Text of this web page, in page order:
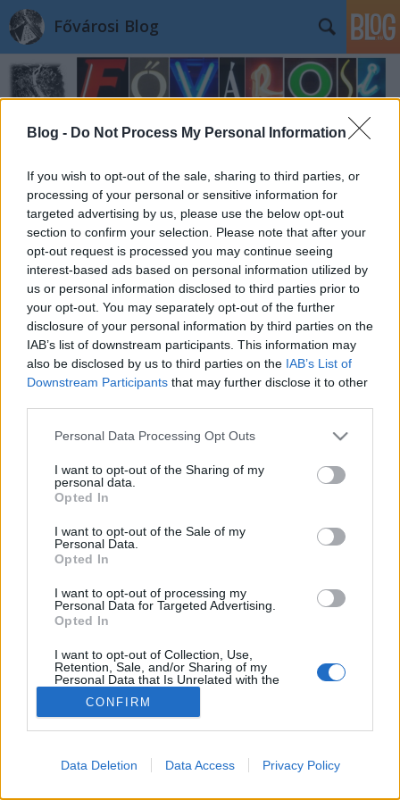
Blog - Do Not Process My Personal Information
If you wish to opt-out of the sale, sharing to third parties, or
processing of your personal or sensitive information for
targeted advertising by us, please use the below opt-out
section to confirm your selection. Please note that after your
opt-out request is processed you may continue seeing
interest-based ads based on personal information utilized by
us or personal information disclosed to third parties prior to
your opt-out. You may separately opt-out of the further
disclosure of your personal information by third parties on the
IAB’s list of downstream participants. This information may
also be disclosed by us to third parties on the IAB’s List of
Downstream Participants that may further disclose it to other
Please note that this website/app uses one or more Google
not limited to your visit or usage behaviour. You may click to
grant or deny consent to Google and its third-party tags to
use your data for below specified purposes in below Google
consent section.
Personal Data Processing Opt Outs
I want to opt-out of the Sharing of my
personal data.
Opted In
I want to opt-out of the Sale of my
Personal Data.
Opted In
I want to opt-out of processing my
Personal Data for Targeted Advertising.
Opted In
I want to opt-out of Collection, Use,
Retention, Sale, and/or Sharing of my
Personal Data that Is Unrelated with the
Purposes for which it was collected.
Opted Out
I want to allow Google to enable storage
related to advertising like cookies on web or
CONFIRM
Data Deletion Data Access Privacy Policy
Fővárosi Blog
Címkék»corvinter
Vígadjon Budán is!
fovarosi.blog.hu•2010. január 30.
2010 január 30-án, azaz ma lett 110 éves a Budai
Vígadó épülete. Ennek alkalmából megnézzük a
házat! Ehhez a gyönyörű kis Corvin térre kell
elsétálnunk. Az elmúlt években a tér utca felőli
Megújult a Budai Vigadó
fovarosi.blog.hu •2008. május 06.
Az 19. század végén a székesfőváros a pesti után
Budán is Vigadó épületet kívánt építtetni. A tervezési
nevéhez fűződik a második világháborúban
lebombázott Dísz téri volt Honvéd Főparancsnokság